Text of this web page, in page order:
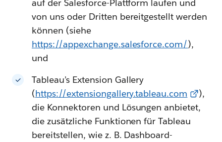
auf der Salesforce-Plattform laufen und
von uns oder Dritten bereitgestellt werden
können (siehe
https://appexchange.salesforce.com/),
und
Tableau’s Extension Gallery
(https://extensiongallery.tableau.com
),
die Konnektoren und Lösungen anbietet,
die zusätzliche Funktionen für Tableau
bereitstellen, wie z. B. Dashboard-